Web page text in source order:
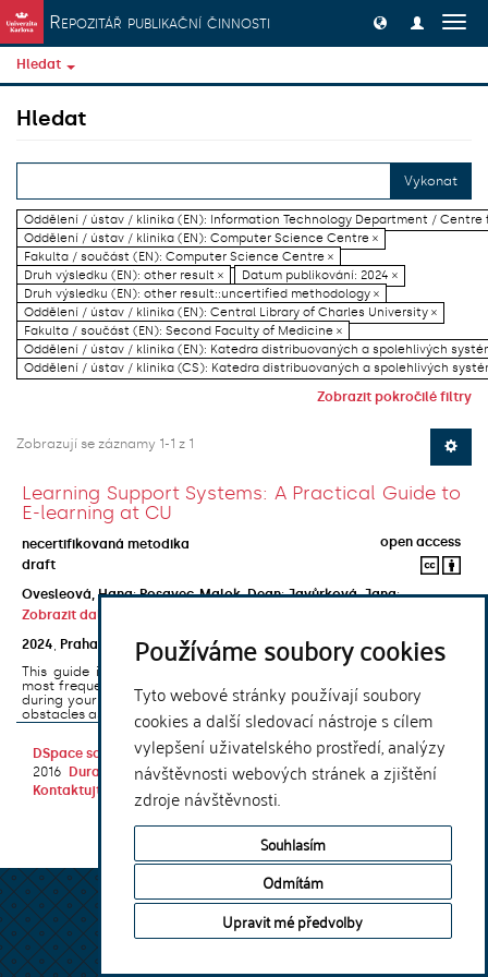
Používáme soubory cookies
Tyto webové stránky používají soubory
cookies a další sledovací nástroje s cílem
vylepšení uživatelského prostředí, analýzy
návštěvnosti webových stránek a zjištění
zdroje návštěvnosti.
Souhlasím
Odmítám
Upravit mé předvolby
Přeskočit na obsah
Repozitář publikační činnosti
Hledat
Hledat
Vykonat
Oddělení / ústav / klinika (EN): Information Technology Department / Centre
Oddělení / ústav / klinika (EN): Computer Science Centre ×
Fakulta / součást (EN): Computer Science Centre ×
Druh výsledku (EN): other result ×
Datum publikování: 2024 ×
Druh výsledku (EN): other result::uncertified methodology ×
Oddělení / ústav / klinika (EN): Central Library of Charles University ×
Fakulta / součást (EN): Second Faculty of Medicine ×
Oddělení / ústav / klinika (EN): Katedra distribuovaných a spolehlivých
Oddělení / ústav / klinika (CS): Katedra distribuovaných a spolehlivých
Zobrazit pokročilé filtry
Zobrazují se záznamy 1-1 z 1
Learning Support Systems: A Practical Guide to
E-learning at CU
necertifikovaná metodika
open access
draft
Ovesleová, Hana;Posavec-Malok, Dean;Javůrková, Jana;
Zobrazit další autory
2024
Praha
Univerzita Karlova, Nakladatelství Karolinum
This guide introduces the e-learning support tools that are used
most frequently at Charles University and that you may encounter
during your studies. It will also help you to avoid the most common
obstacles associated ...
DSpace softwarecopyright © 2002-
2016
DuraSpace
Kontaktujte nás
Vyjádření názoru
Theme by